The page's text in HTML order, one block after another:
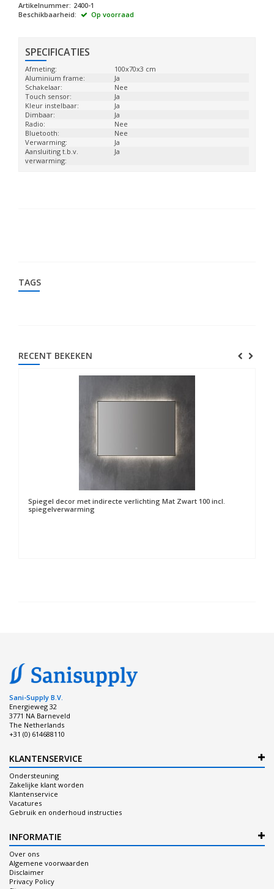
Artikelnummer: 2400-1
Beschikbaarheid:
Op voorraad
SPECIFICATIES
Afmeting:
100x70x3 cm
Aluminium frame:
Ja
Schakelaar:
Nee
Touch sensor:
Ja
Kleur instelbaar:
Ja
Dimbaar:
Ja
Radio:
Nee
Bluetooth:
Nee
Verwarming:
Ja
Aansluiting t.b.v.
verwarming:
Ja
TAGS
RECENT BEKEKEN
Spiegel decor met indirecte verlichting Mat Zwart 100 incl.
spiegelverwarming
Sani-Supply B.V.
Energieweg 32
3771 NA Barneveld
The Netherlands
+31 (0) 614688110
KLANTENSERVICE
Ondersteuning
Zakelijke klant worden
Klantenservice
Vacatures
Gebruik en onderhoud instructies
INFORMATIE
Over ons
Algemene voorwaarden
Disclaimer
Privacy Policy